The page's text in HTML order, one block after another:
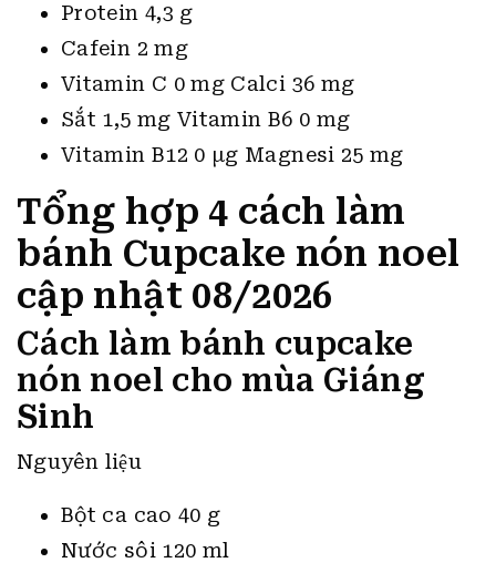
Protein 4,3 g
Cafein 2 mg
Vitamin C 0 mg Calci 36 mg
Sắt 1,5 mg Vitamin B6 0 mg
Vitamin B12 0 µg Magnesi 25 mg
Tổng hợp 4 cách làm
bánh Cupcake nón noel
cập nhật 08/2026
Cách làm bánh cupcake
nón noel cho mùa Giáng
Sinh
Nguyên liệu
Bột ca cao 40 g
Nước sôi 120 ml